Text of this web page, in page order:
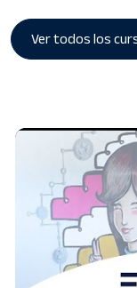
Ver todos los